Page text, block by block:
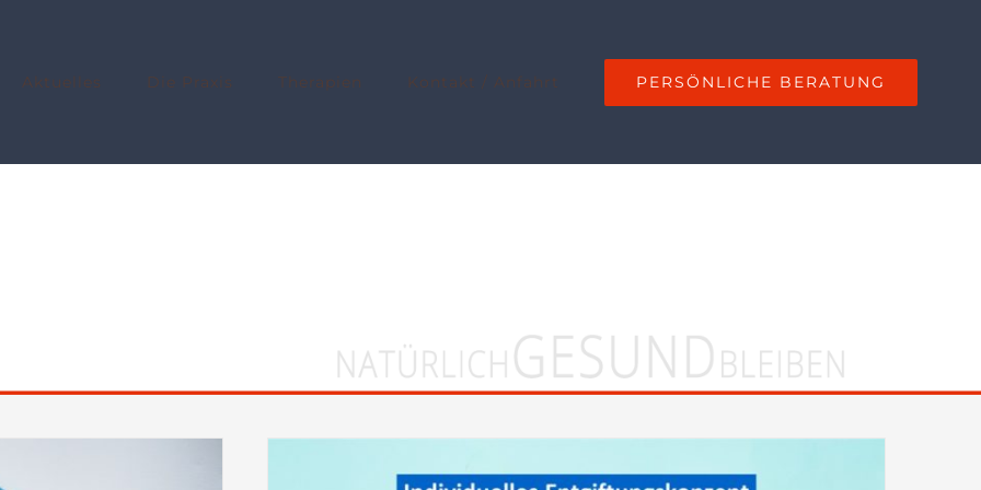
Aktuelles Die Praxis Therapien Kontakt / Anfahrt PERSÖNLICHE BERATUNG